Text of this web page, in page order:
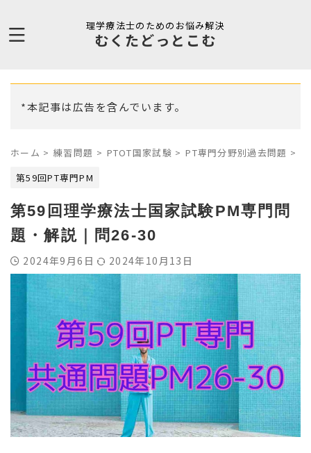
理学療法士のためのお悩み解決
むくたどっとこむ
*本記事は広告を含んでいます。
ホーム > 練習問題 > PTOT国家試験 > PT専門分野別過去問題 >
第59回PT専門PM
第59回理学療法士国家試験PM専門問
題・解説｜問26-30
2024年9月6日 2024年10月13日